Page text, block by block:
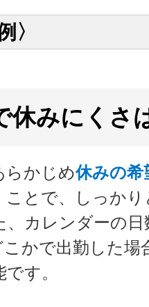
〉
休みにくさ
らかじめ休みの
ことで、しっか
、カレンダーの
かで出勤した場
す。